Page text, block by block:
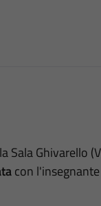
Sala Ghivarello
con